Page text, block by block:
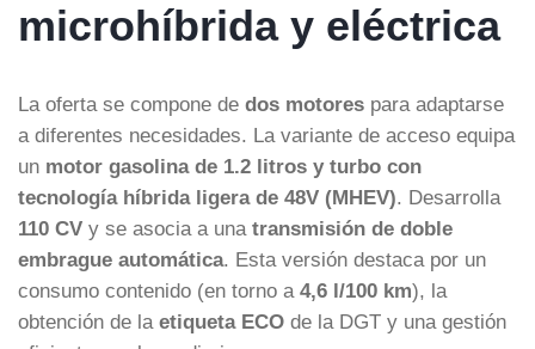
microhíbrida y eléctrica
La oferta se compone de dos motores para adaptarse
a diferentes necesidades. La variante de acceso equipa
un motor gasolina de 1.2 litros y turbo con
tecnología híbrida ligera de 48V (MHEV). Desarrolla
110 CV y se asocia a una transmisión de doble
embrague automática. Esta versión destaca por un
consumo contenido (en torno a 4,6 l/100 km), la
obtención de la etiqueta ECO de la DGT y una gestión